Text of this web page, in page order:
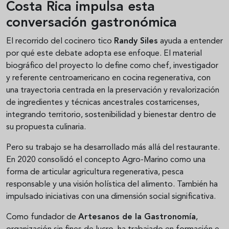
Costa Rica impulsa esta
conversación gastronómica
El recorrido del cocinero tico Randy Siles ayuda a entender
por qué este debate adopta ese enfoque. El material
biográfico del proyecto lo define como chef, investigador
y referente centroamericano en cocina regenerativa, con
una trayectoria centrada en la preservación y revalorización
de ingredientes y técnicas ancestrales costarricenses,
integrando territorio, sostenibilidad y bienestar dentro de
su propuesta culinaria.
Pero su trabajo se ha desarrollado más allá del restaurante.
En 2020 consolidó el concepto Agro-Marino como una
forma de articular agricultura regenerativa, pesca
responsable y una visión holística del alimento. También ha
impulsado iniciativas con una dimensión social significativa.
Como fundador de Artesanos de la Gastronomía,